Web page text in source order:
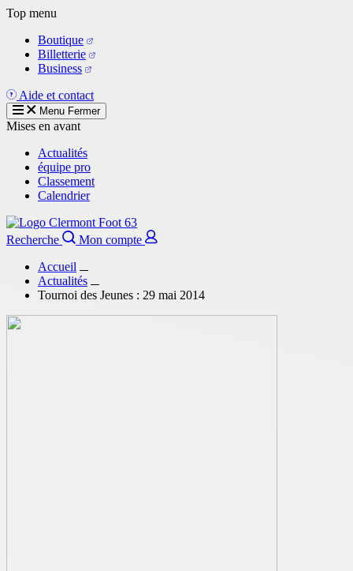
Aller
contenu
principal
Top menu
Boutique
Billetterie
Business
Aide et contact
Menu Fermer
Mises en avant
Actualités
équipe pro
Classement
Calendrier
Recherche
Mon compte
Accueil
Actualités
Tournoi des Jeunes : 29 mai 2014